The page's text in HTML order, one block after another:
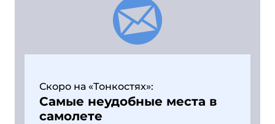
Скоро на «Тонкостях»:
Самые неудобные места в
самолете